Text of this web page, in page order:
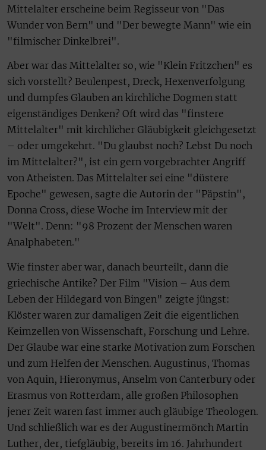
Mittelalter erscheine beim Regisseur von "Das
Wunder von Bern" und "Der bewegte Mann" wie ein
"filmischer Dinkelbrei".
Aber war das Mittelalter so, wie "Klein Fritzchen" es
sich vorstellt? Beulenpest, Dreck, Hexenverfolgung
und dumpfes Glauben an kirchliche Dogmen statt
eigenständiges Denken? Oft wird das "finstere
Mittelalter" mit kirchlicher Gläubigkeit gleichgesetzt
– oder umgekehrt. "Du glaubst noch? Lebst Du noch
im Mittelalter?", ist ein gern vorgebrachter Angriff
von Atheisten. Das Mittelalter sei eine "düstere
Epoche" gewesen, sagte die Autorin der "Päpstin",
Donna Cross, diese Woche im Interview mit der
"Welt". Denn: "98 Prozent der Menschen waren
Analphabeten."
Wie finster aber war, danach beurteilt, dann die
griechische Antike? Der Film "Vision – Aus dem
Leben der Hildegard von Bingen" zeigte jüngst:
Klöster waren zur damaligen Zeit die eigentlichen
Keimzellen von Wissenschaft, Forschung und Lehre.
Der Glaube war eine starke Motivation zum Forschen
und zum Helfen der Menschen. Augustinus, Thomas
von Aquin, Hieronymus, Anselm von Canterbury oder
Erasmus von Rotterdam, alle großen Philosophen
jener Zeit waren fast immer auch gläubige Theologen.
Und schließlich war es der Augustinermönch Martin
Luther, der, tiefgläubig, bereits im 16. Jahrhundert